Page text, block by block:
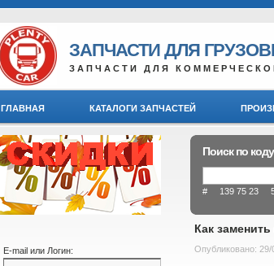
ЗАПЧАСТИ ДЛЯ
ЗАПЧАСТИ ДЛЯ
ГЛАВНАЯ КАТАЛОГИ ЗАПЧАСТЕЙ
Поиск по
# 139 75 23
Как
Опубликовано: 29/
E-mail или Логин: